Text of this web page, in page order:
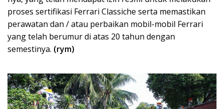
proses sertifikasi Ferrari Classiche serta memastikan
perawatan dan / atau perbaikan mobil-mobil Ferrari
yang telah berumur di atas 20 tahun dengan
semestinya. (rym)